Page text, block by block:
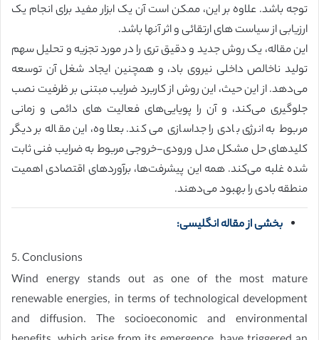
توجه باشد. علاوه بر این، ممکن است آن یک ابزار مفید برای انجام یک
ارزیابی از سیاست های ارتقائی و اثر آنها باشد.
این مقاله، یک روش جدید و دقیق تری را در مورد تجزیه و تحلیل سهم
تولید ناخالص داخلی نیروی باد، و همچنین ایجاد شغل آن توسعه
می‌دهد. از این حیث، این روش از کاربرد ضرایب مبتنی بر ظرفیت نصب
جلوگیری می‌کند، و آن را پویایی‌های فعالیت های دائمی و زمانی
مربوط به انرژی بادی را جداسازی می کند. بعلاوه، این مقاله بر دیگر
کلید‌های حل مشکل مدل ورودی-خروجی مربوط به ضرایب فنی ثابت
شده غلبه می‌کند. همه این پیشرفت‌ها، برآوردهای اقتصادی اهمیت
منطقه بادی را بهبود می‌دهند.
بخشی از مقاله انگلیسی:
5. Conclusions
Wind energy stands out as one of the most mature
renewable energies, in terms of technological development
and diffusion. The socioeconomic and environmental